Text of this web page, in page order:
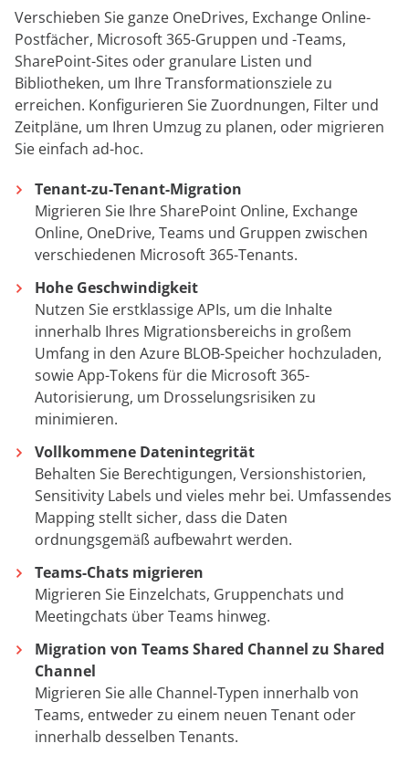
Verschieben Sie ganze OneDrives, Exchange Online-
Postfächer, Microsoft 365-Gruppen und -Teams,
SharePoint-Sites oder granulare Listen und
Bibliotheken, um Ihre Transformationsziele zu
erreichen. Konfigurieren Sie Zuordnungen, Filter und
Zeitpläne, um Ihren Umzug zu planen, oder migrieren
Sie einfach ad-hoc.
Tenant-zu-Tenant-Migration
Migrieren Sie Ihre SharePoint Online, Exchange
Online, OneDrive, Teams und Gruppen zwischen
verschiedenen Microsoft 365-Tenants.
Hohe Geschwindigkeit
Nutzen Sie erstklassige APIs, um die Inhalte
innerhalb Ihres Migrationsbereichs in großem
Umfang in den Azure BLOB-Speicher hochzuladen,
sowie App-Tokens für die Microsoft 365-
Autorisierung, um Drosselungsrisiken zu
minimieren.
Vollkommene Datenintegrität
Behalten Sie Berechtigungen, Versionshistorien,
Sensitivity Labels und vieles mehr bei. Umfassendes
Mapping stellt sicher, dass die Daten
ordnungsgemäß aufbewahrt werden.
Teams-Chats migrieren
Migrieren Sie Einzelchats, Gruppenchats und
Meetingchats über Teams hinweg.
Migration von Teams Shared Channel zu Shared
Channel
Migrieren Sie alle Channel-Typen innerhalb von
Teams, entweder zu einem neuen Tenant oder
innerhalb desselben Tenants.